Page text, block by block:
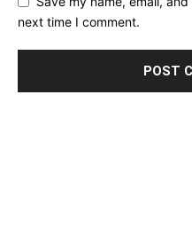
next time I comment.